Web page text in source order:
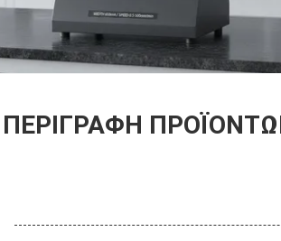
ΠΕΡΙΓΡΑΦΉ